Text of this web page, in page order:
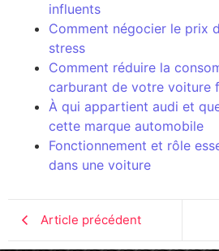
influents
Comment négocier le prix
stress
Comment réduire la
carburant de votre voiture
À qui appartient audi et
cette marque automobile
Fonctionnement et rôle
dans une voiture
Article précédent